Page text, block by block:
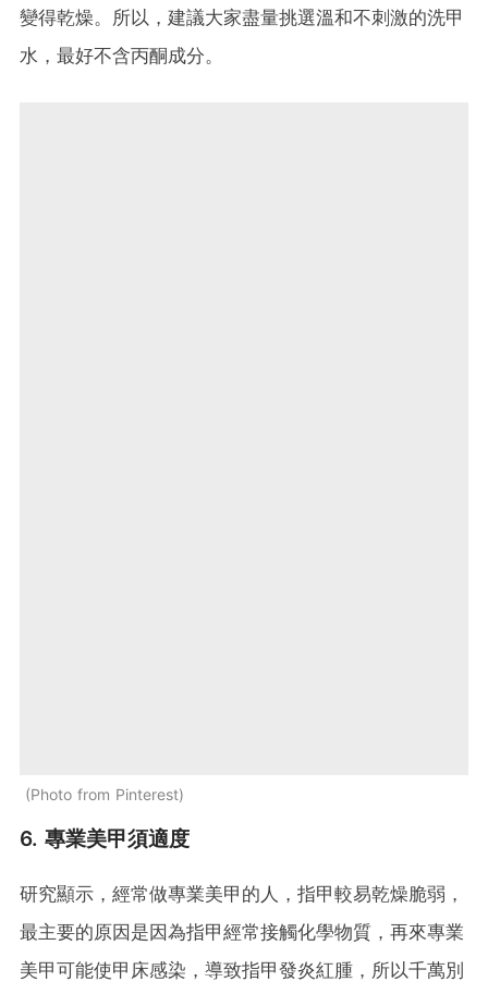
變得乾燥。所以，建議大家盡量挑選溫和不刺激的洗甲
水，最好不含丙酮成分。
Photo from Pinterest
6. 專業美甲須適度
研究顯示，經常做專業美甲的人，指甲較易乾燥脆弱，
最主要的原因是因為指甲經常接觸化學物質，再來專業
美甲可能使甲床感染，導致指甲發炎紅腫，所以千萬別